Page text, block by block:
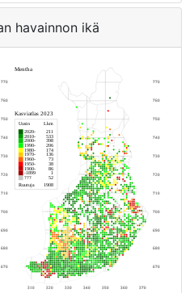
havainnon ikä